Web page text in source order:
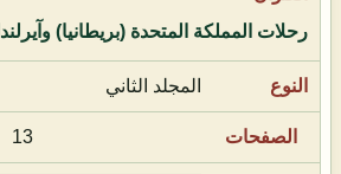
رحلات المملكة المتحدة (بريطانيا) وآيرلندا
المجلد الثاني
13